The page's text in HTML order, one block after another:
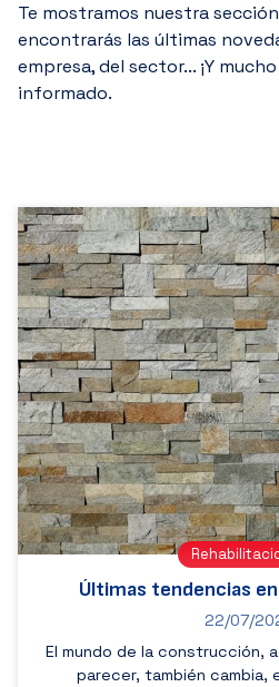
Te mostramos nuestra
encontrarás las últimas
empresa, del sector... ¡Y
informado.
Últimas tendencias
22/07/
El mundo de la construcción,
parecer, también cambia,